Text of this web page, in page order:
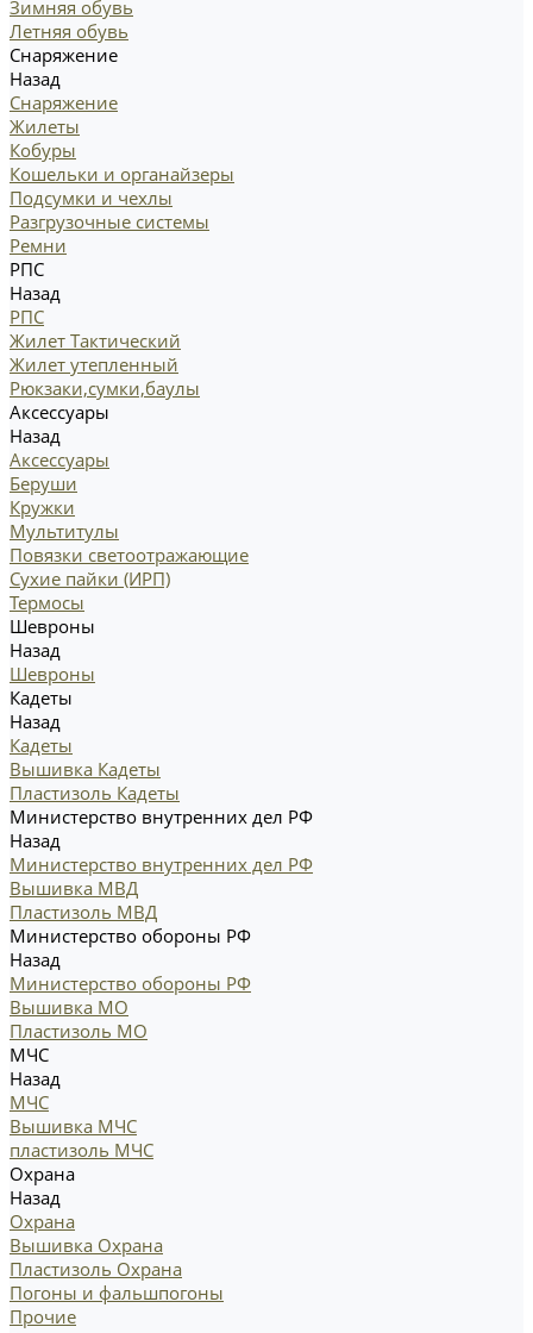
Зимняя обувь
Летняя обувь
Снаряжение
Назад
Снаряжение
Жилеты
Кобуры
Кошельки и органайзеры
Подсумки и чехлы
Разгрузочные системы
Ремни
РПС
Назад
РПС
Жилет Тактический
Жилет утепленный
Рюкзаки,сумки,баулы
Аксессуары
Назад
Аксессуары
Беруши
Кружки
Мультитулы
Повязки светоотражающие
Сухие пайки (ИРП)
Термосы
Шевроны
Назад
Шевроны
Кадеты
Назад
Кадеты
Вышивка Кадеты
Пластизоль Кадеты
Министерство внутренних дел РФ
Назад
Министерство внутренних дел РФ
Вышивка МВД
Пластизоль МВД
Министерство обороны РФ
Назад
Министерство обороны РФ
Вышивка МО
Пластизоль МО
МЧС
Назад
МЧС
Вышивка МЧС
пластизоль МЧС
Охрана
Назад
Охрана
Вышивка Охрана
Пластизоль Охрана
Погоны и фальшпогоны
Прочие